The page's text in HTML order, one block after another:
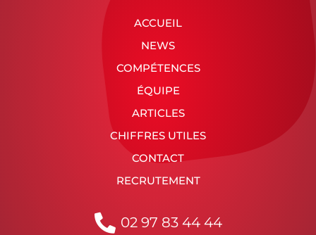
ACCUEIL
NEWS
COMPÉTENCES
ÉQUIPE
ARTICLES
CHIFFRES UTILES
CONTACT
RECRUTEMENT
02 97 83 44 44